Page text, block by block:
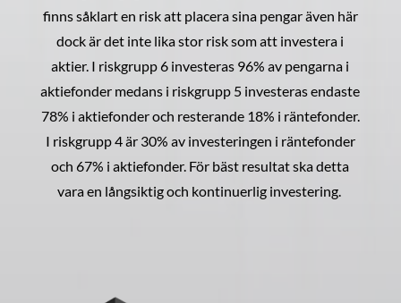
finns såklart en risk att placera sina pengar även här
dock är det inte lika stor risk som att investera i
aktier. I riskgrupp 6 investeras 96% av pengarna i
aktiefonder medans i riskgrupp 5 investeras endaste
78% i aktiefonder och resterande 18% i räntefonder.
I riskgrupp 4 är 30% av investeringen i räntefonder
och 67% i aktiefonder. För bäst resultat ska detta
vara en långsiktig och kontinuerlig investering.